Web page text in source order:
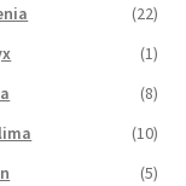
(22)
(1)
(8)
(10)
(5)